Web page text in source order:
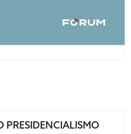
PRESIDENCIALISMO